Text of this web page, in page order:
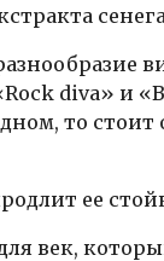
diva» и
то
ее
век,